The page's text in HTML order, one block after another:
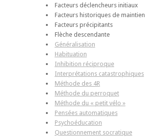
Facteurs déclencheurs initiaux
Facteurs historiques de maintien
Facteurs précipitants
Flèche descendante
Généralisation
Habituation
Inhibition réciproque
Interprétations catastrophiques
Méthode des 4R
Méthode du perroquet
Méthode du « petit vélo »
Pensées automatiques
Psychoéducation
Questionnement socratique